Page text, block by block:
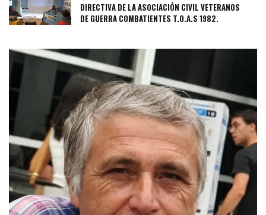
DIRECTIVA DE LA ASOCIACIÓN CIVIL VETERANOS
DE GUERRA COMBATIENTES T.O.A.S 1982.